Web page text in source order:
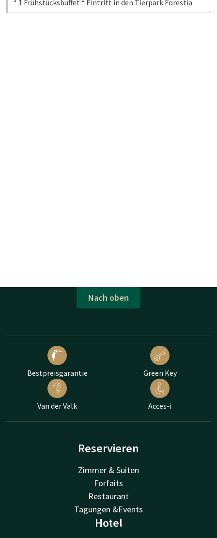
* 1 Frühstücksbuffet * Eintritt in den Tierpark Forestia
Nach oben
Bestpreisgarantie Green Key
Van der Valk Acces-i
Reservieren
Zimmer & Suiten
Forfaits
Restaurant
Tagungen &Events
Hotel